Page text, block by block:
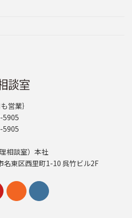
営業｝
5905
5905
相談室）本社
名東区西里町1-10 呉竹ビル2F